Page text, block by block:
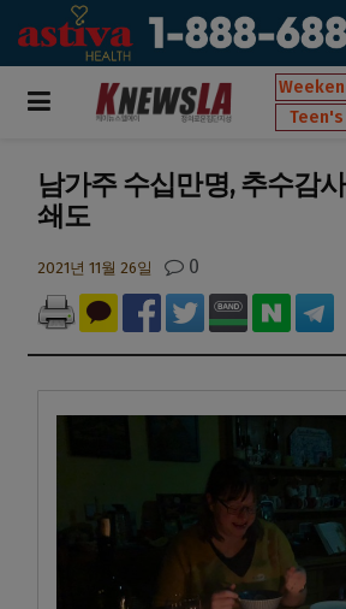
Teen's
남가주 수십만명, 추수감사
쇄도
2021년 11월 26일 0